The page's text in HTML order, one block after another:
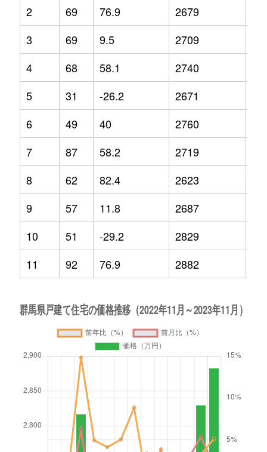
2
69 76.9 2679
3
69 9.5 2709
4
68 58.1 2740
5
31 -26.2 2671
6
49 40 2760
7
87 58.2 2719
8
62 82.4 2623
9
57 11.8 2687
10
51 -29.2 2829
11
92 76.9 2882